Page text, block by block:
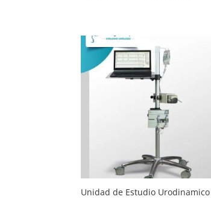
Unidad de Estudio Urodinamico